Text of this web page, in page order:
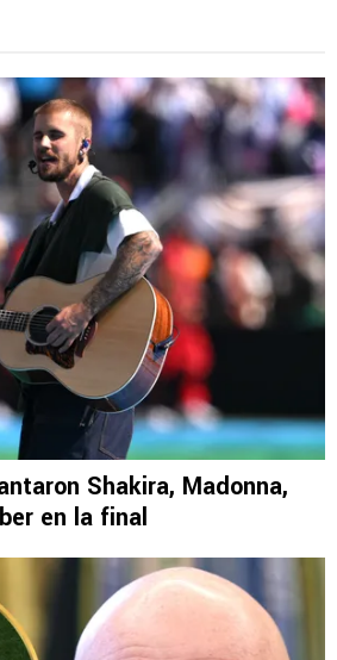
Shakira, Madonna,
en la final